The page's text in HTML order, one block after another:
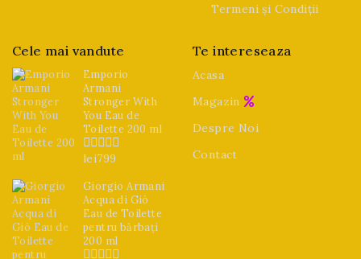
Termeni și Condiții
Cele mai vandute
Emporio
Armani
Stronger With
You Eau de
Toilette 200 ml
0
5
lei799
Giorgio Armani
Acqua di Giò
Eau de Toilette
pentru bărbați
200 ml
Te intereseaza
Acasa
Magazin
Despre Noi
Contact